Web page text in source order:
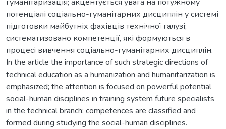
потенціалі соціально-гуманітарних дисциплін у системі
підготовки майбутніх фахівців технічної галузі;
систематизовано компетенції, які формуються в
процесі вивчення соціально-гуманітарних дисциплін.
In the article the importance of such strategic directions of
technical education as a humanization and humanitarization is
emphasized; the attention is focused on powerful potential
social-human disciplines in training system future specialists
in the technical branch; competences are classified and
formed during studying the social-human disciplines.